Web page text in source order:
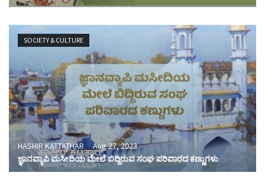
SOCIETY & CULTURE
HASHIR KATTATHAR
Aug 27, 2023
ಜ್ಞಾನವ್ಯಾಪಿ ಮಸೀದಿಯ ಮೇಲೆ ಬಿದ್ದಿರುವ ಸಂಘ ಪರಿವಾರದ ಕಣ್ಣುಗಳು